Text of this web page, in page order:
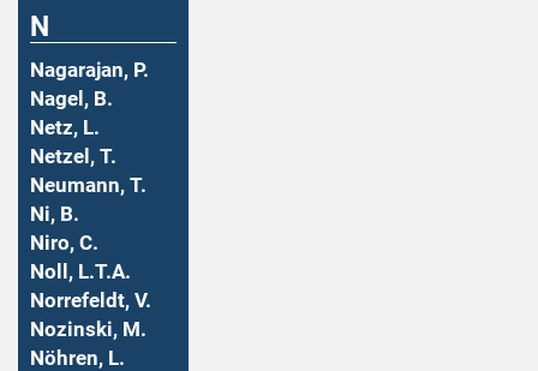
N
Nagarajan, P.
Nagel, B.
Netz, L.
Netzel, T.
Neumann, T.
Ni, B.
Niro, C.
Noll, L.T.A.
Norrefeldt, V.
Nozinski, M.
Nöhren, L.